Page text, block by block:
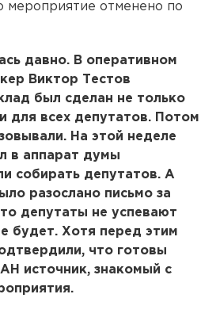
мероприятие отменено по
давно. В оперативном
Виктор Тестов
был сделан не только
для всех депутатов. Потом
На этой неделе
в аппарат думы
собирать депутатов. А
разослано письмо за
депутаты не успевают
будет. Хотя перед этим
что готовы
источник, знакомый с